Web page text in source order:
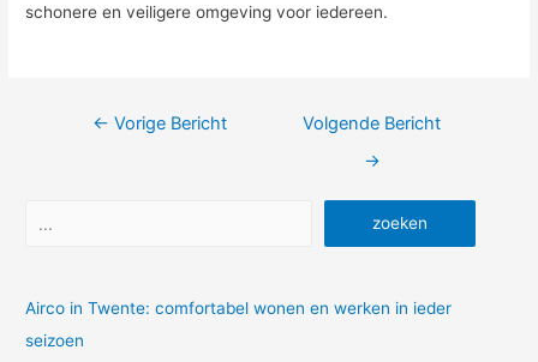
schonere en veiligere omgeving voor iedereen.
Bericht
← Vorige Bericht
Volgende Bericht
→
zoeken
Airco in Twente: comfortabel wonen en werken in ieder
seizoen